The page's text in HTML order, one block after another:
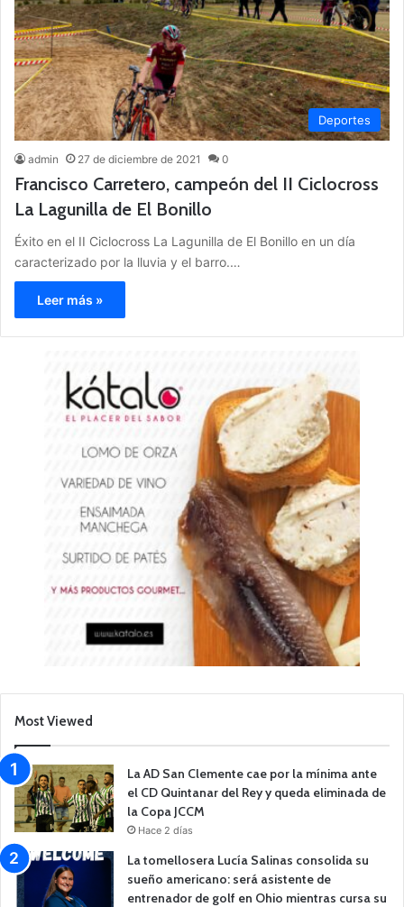
Deportes
admin 27 de diciembre de 2021 0
Francisco Carretero, campeón del II Ciclocross
La Lagunilla de El Bonillo
Éxito en el II Ciclocross La Lagunilla de El Bonillo en un día
caracterizado por la lluvia y el barro.…
Leer más »
Most Viewed
La AD San Clemente cae por la mínima ante
el CD Quintanar del Rey y queda eliminada de
la Copa JCCM
Hace 2 días
La tomellosera Lucía Salinas consolida su
sueño americano: será asistente de
entrenador de golf en Ohio mientras cursa su